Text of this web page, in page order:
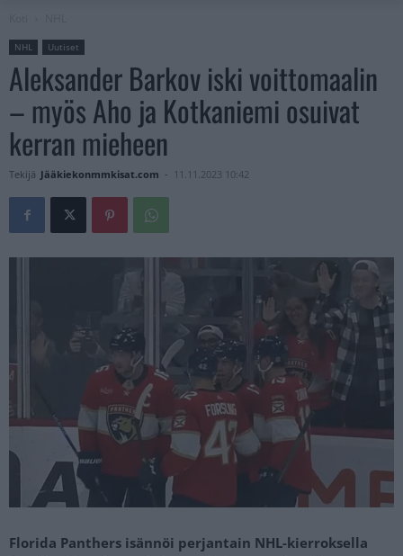
NHL Uutiset
Aleksander Barkov iski voittomaalin
– myös Aho ja Kotkaniemi osuivat
kerran mieheen
Tekijä Jääkiekonmmkisat.com - 11.11.2023 10:42
Florida Panthers isännöi perjantain NHL-kierroksella